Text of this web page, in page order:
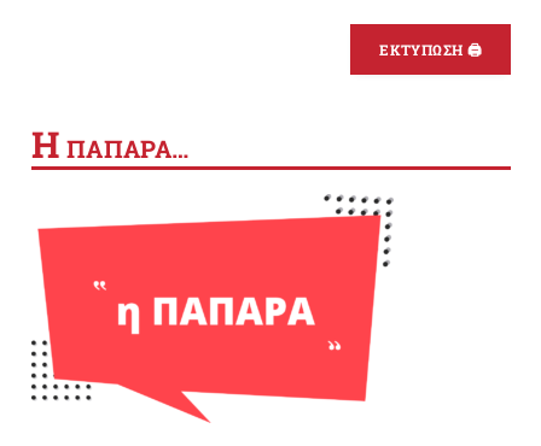
ΕΚΤΥΠΩΣΗ 🖨
Η ΠΑΠΑΡΑ…